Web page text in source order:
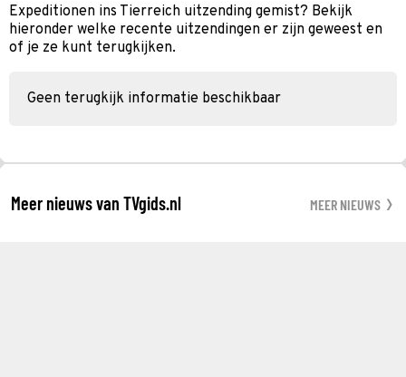
Expeditionen ins Tierreich uitzending gemist? Bekijk
hieronder welke recente uitzendingen er zijn geweest en
of je ze kunt terugkijken.
Geen terugkijk informatie beschikbaar
Meer nieuws van TVgids.nl MEER NIEUWS